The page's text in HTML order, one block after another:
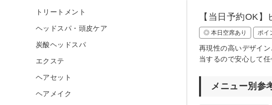
【当日予約OK
◎ 本日空席あり ポイ
再現性の高いデザイ
当するので安心して
メニュー別参
トリートメント
ヘッドスパ・頭皮ケア
炭酸ヘッドスパ
エクステ
ヘアセット
ヘアメイク